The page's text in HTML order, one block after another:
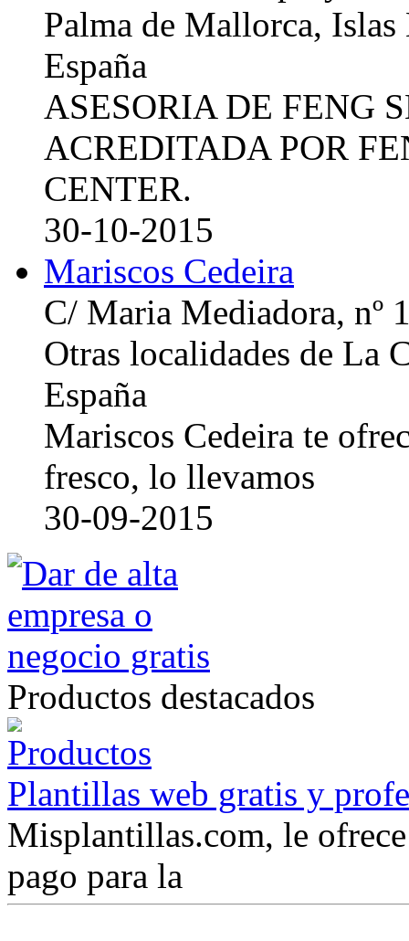
Palma de Mallorca, Islas
España
ASESORIA DE FENG
ACREDITADA POR
CENTER.
30-10-2015
Mariscos Cedeira
C/ Maria Mediadora, nº
Otras localidades de La
España
Mariscos Cedeira te
fresco, lo llevamos
30-09-2015
Productos destacados
Plantillas web gratis y
Misplantillas.com, le
pago para la